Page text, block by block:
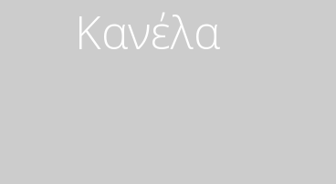
Κανέλα